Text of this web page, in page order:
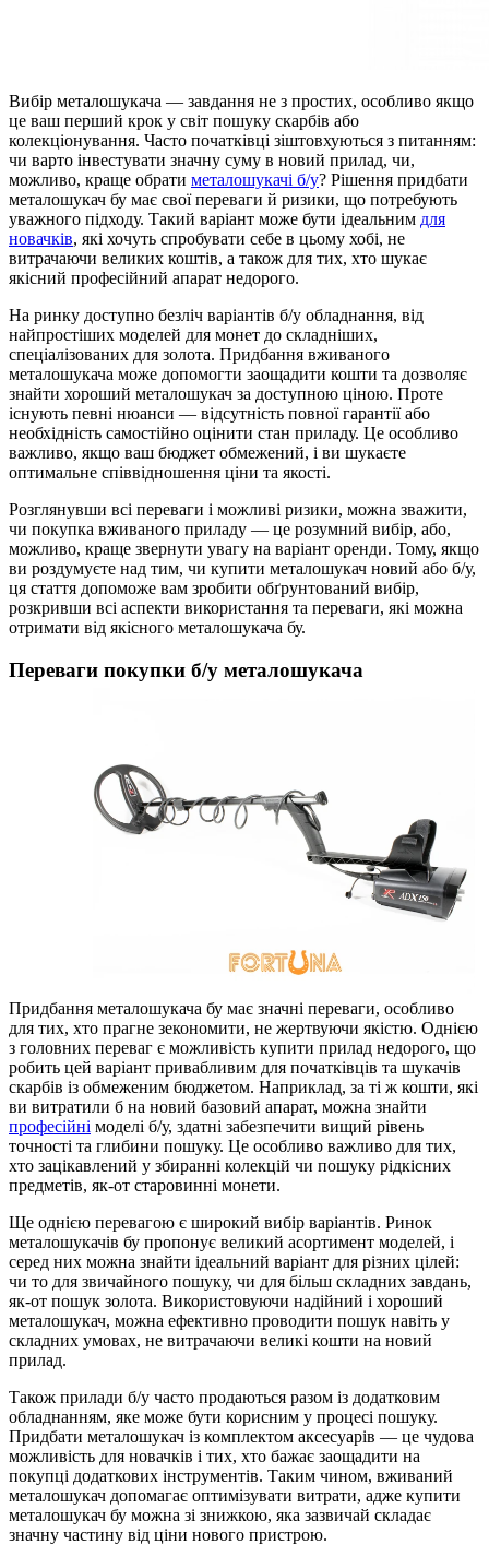
Вибір металошукача — завдання не з простих, особливо якщо
це ваш перший крок у світ пошуку скарбів або
колекціонування. Часто початківці зіштовхуються з питанням:
чи варто інвестувати значну суму в новий прилад, чи,
можливо, краще обрати металошукачі б/у? Рішення придбати
металошукач бу має свої переваги й ризики, що потребують
уважного підходу. Такий варіант може бути ідеальним для
новачків, які хочуть спробувати себе в цьому хобі, не
витрачаючи великих коштів, а також для тих, хто шукає
якісний професійний апарат недорого.
На ринку доступно безліч варіантів б/у обладнання, від
найпростіших моделей для монет до складніших,
спеціалізованих для золота. Придбання вживаного
металошукача може допомогти заощадити кошти та дозволяє
знайти хороший металошукач за доступною ціною. Проте
існують певні нюанси — відсутність повної гарантії або
необхідність самостійно оцінити стан приладу. Це особливо
важливо, якщо ваш бюджет обмежений, і ви шукаєте
оптимальне співвідношення ціни та якості.
Розглянувши всі переваги і можливі ризики, можна зважити,
чи покупка вживаного приладу — це розумний вибір, або,
можливо, краще звернути увагу на варіант оренди. Тому, якщо
ви роздумуєте над тим, чи купити металошукач новий або б/у,
ця стаття допоможе вам зробити обґрунтований вибір,
розкривши всі аспекти використання та переваги, які можна
отримати від якісного металошукача бу.
Переваги покупки б/у металошукача
Придбання металошукача бу має значні переваги, особливо
для тих, хто прагне зекономити, не жертвуючи якістю. Однією
з головних переваг є можливість купити прилад недорого, що
робить цей варіант привабливим для початківців та шукачів
скарбів із обмеженим бюджетом. Наприклад, за ті ж кошти, які
ви витратили б на новий базовий апарат, можна знайти
професійні моделі б/у, здатні забезпечити вищий рівень
точності та глибини пошуку. Це особливо важливо для тих,
хто зацікавлений у збиранні колекцій чи пошуку рідкісних
предметів, як-от старовинні монети.
Ще однією перевагою є широкий вибір варіантів. Ринок
металошукачів бу пропонує великий асортимент моделей, і
серед них можна знайти ідеальний варіант для різних цілей:
чи то для звичайного пошуку, чи для більш складних завдань,
як-от пошук золота. Використовуючи надійний і хороший
металошукач, можна ефективно проводити пошук навіть у
складних умовах, не витрачаючи великі кошти на новий
прилад.
Також прилади б/у часто продаються разом із додатковим
обладнанням, яке може бути корисним у процесі пошуку.
Придбати металошукач із комплектом аксесуарів — це чудова
можливість для новачків і тих, хто бажає заощадити на
покупці додаткових інструментів. Таким чином, вживаний
металошукач допомагає оптимізувати витрати, адже купити
металошукач бу можна зі знижкою, яка зазвичай складає
значну частину від ціни нового пристрою.